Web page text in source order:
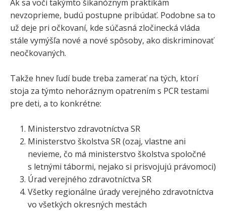
Ak sa voči takýmto šikanóznym praktikám
nevzoprieme, budú postupne pribúdať. Podobne sa to
už deje pri očkovaní, kde súčasná zločinecká vláda
stále vymýšľa nové a nové spôsoby, ako diskriminovať
neočkovaných.
Takže hnev ľudí bude treba zamerať na tých, ktorí
stoja za týmto nehoráznym opatrením s PCR testami
pre deti, a to konkrétne:
Ministerstvo zdravotníctva SR
Ministerstvo školstva SR (ozaj, vlastne ani
nevieme, čo má ministerstvo školstva spoločné
s letnými tábormi, nejako si prisvojujú právomoci)
Úrad verejného zdravotníctva SR
Všetky regionálne úrady verejného zdravotníctva
vo všetkých okresných mestách